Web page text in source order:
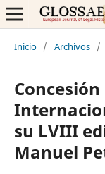
Inicio / Archivos /
su LVIII
Manuel